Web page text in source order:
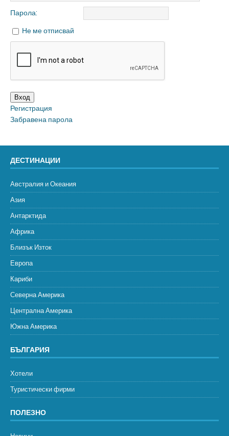
Парола:
Не ме отписвай
Вход
Регистрация
Забравена парола
ДЕСТИНАЦИИ
Австралия и Океания
Азия
Антарктида
Африка
Близък Изток
Европа
Кариби
Северна Америка
Централна Америка
Южна Америка
БЪЛГАРИЯ
Хотели
Туристически фирми
ПОЛЕЗНО